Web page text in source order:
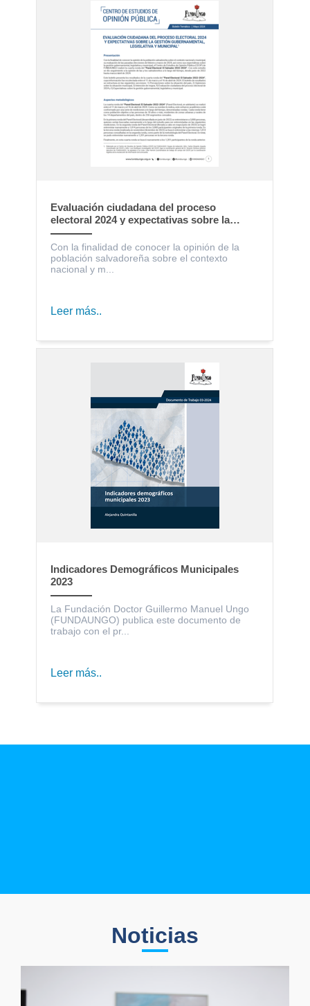
Evaluación ciudadana del proceso
electoral 2024 y expectativas sobre la
gestión gubernamental, legislativa y
municipal
Con la finalidad de conocer la opinión de la
población salvadoreña sobre el contexto
nacional y m...
Leer más..
Indicadores Demográficos Municipales
2023
La Fundación Doctor Guillermo Manuel Ungo
(FUNDAUNGO) publica este documento de
trabajo con el pr...
Leer más..
Noticias